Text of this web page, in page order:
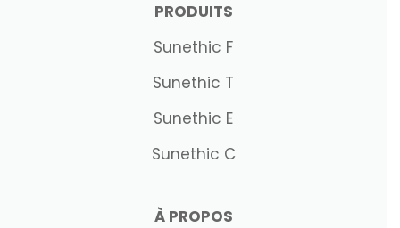
PRODUITS
Sunethic F
Sunethic T
Sunethic E
Sunethic C
À PROPOS